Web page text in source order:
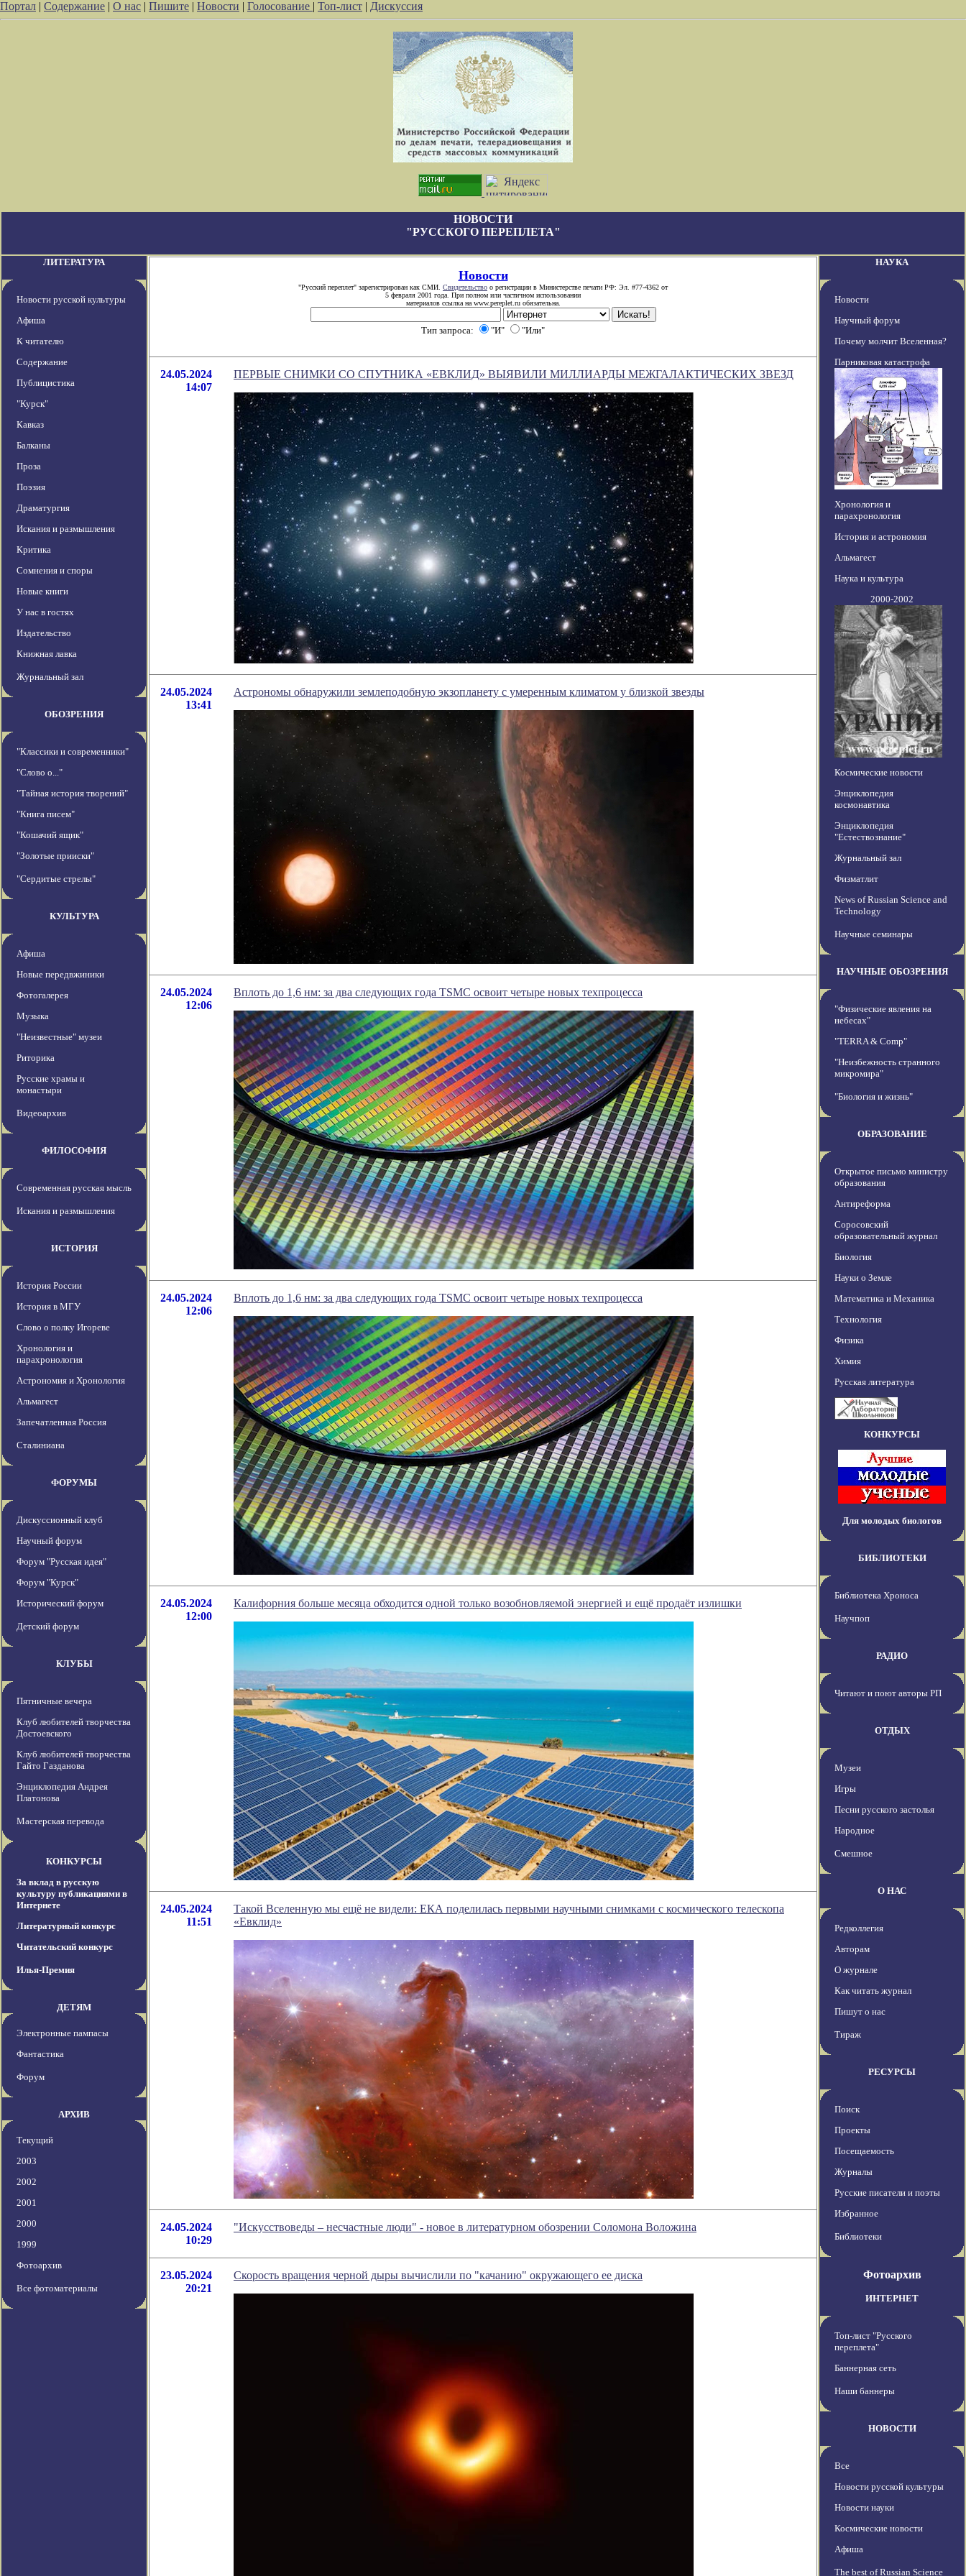
Портал | Содержание | О нас | Пишите | Новости | Голосование | Топ-лист | Дискуссия
НОВОСТИ
"РУССКОГО ПЕРЕПЛЕТА"
ЛИТЕРАТУРА
Новости русской культуры
Афиша
К читателю
Содержание
Публицистика
"Курск"
Кавказ
Балканы
Проза
Поэзия
Драматургия
Искания и размышления
Критика
Сомнения и споры
Новые книги
У нас в гостях
Издательство
Книжная лавка
Журнальный зал
ОБОЗРЕНИЯ
"Классики и современники"
"Слово о..."
"Тайная история творений"
"Книга писем"
"Кошачий ящик"
"Золотые прииски"
"Сердитые стрелы"
КУЛЬТУРА
Афиша
Новые передвжиники
Фотогалерея
Музыка
"Неизвестные" музеи
Риторика
Русские храмы и
монастыри
Видеоархив
ФИЛОСОФИЯ
Современная русская мысль
Искания и размышления
ИСТОРИЯ
История России
История в МГУ
Слово о полку Игореве
Хронология и
парахронология
Астрономия и Хронология
Альмагест
Запечатленная Россия
Сталиниана
ФОРУМЫ
Дискуссионный клуб
Научный форум
Форум "Русская идея"
Форум "Курск"
Исторический форум
Детский форум
КЛУБЫ
Пятничные вечера
Клуб любителей творчества
Достоевского
Клуб любителей творчества
Гайто Газданова
Энциклопедия Андрея
Платонова
Мастерская перевода
КОНКУРСЫ
За вклад в русскую
культуру публикациями в
Интернете
Литературный конкурс
Читательский конкурс
Илья-Премия
ДЕТЯМ
Электронные пампасы
Фантастика
Форум
АРХИВ
Текущий
2003
2002
2001
2000
1999
Фотоархив
Все фотоматериалы
Новости
"Русский переплет" зарегистрирован как СМИ. Свидетельство о регистрации в Министерстве печати РФ: Эл. #77-4362 от
5 февраля 2001 года. При полном или частичном использовании
материалов ссылка на www.pereplet.ru обязательна.
Тип запроса: "И" "Или"
24.05.2024
14:07
ПЕРВЫЕ СНИМКИ СО СПУТНИКА «ЕВКЛИД» ВЫЯВИЛИ МИЛЛИАРДЫ МЕЖГАЛАКТИЧЕСКИХ ЗВЕЗД
24.05.2024
13:41
Астрономы обнаружили землеподобную экзопланету с умеренным климатом у близкой звезды
24.05.2024
12:06
Вплоть до 1,6 нм: за два следующих года TSMC освоит четыре новых техпроцесса
24.05.2024
12:06
Вплоть до 1,6 нм: за два следующих года TSMC освоит четыре новых техпроцесса
24.05.2024
12:00
Калифорния больше месяца обходится одной только возобновляемой энергией и ещё продаёт излишки
24.05.2024
11:51
Такой Вселенную мы ещё не видели: ЕКА поделилась первыми научными снимками с космического телескопа
«Евклид»
24.05.2024
10:29
"Искусствоведы – несчастные люди" - новое в литературном обозрении Соломона Воложина
23.05.2024
20:21
Скорость вращения черной дыры вычислили по "качанию" окружающего ее диска
НАУКА
Новости
Научный форум
Почему молчит Вселенная?
Парниковая катастрофа
Хронология и
парахронология
История и астрономия
Альмагест
Наука и культура
2000-2002
Космические новости
Энциклопедия
космонавтика
Энциклопедия
"Естествознание"
Журнальный зал
Физматлит
News of Russian Science and
Technology
Научные семинары
НАУЧНЫЕ ОБОЗРЕНИЯ
"Физические явления на
небесах"
"TERRA & Comp"
"Неизбежность странного
микромира"
"Биология и жизнь"
ОБРАЗОВАНИЕ
Открытое письмо министру
образования
Антиреформа
Соросовский
образовательный журнал
Биология
Науки о Земле
Математика и Механика
Технология
Физика
Химия
Русская литература
КОНКУРСЫ
Для молодых биологов
БИБЛИОТЕКИ
Библиотека Хроноса
Научпоп
РАДИО
Читают и поют авторы РП
ОТДЫХ
Музеи
Игры
Песни русского застолья
Народное
Смешное
О НАС
Редколлегия
Авторам
О журнале
Как читать журнал
Пишут о нас
Тираж
РЕСУРСЫ
Поиск
Проекты
Посещаемость
Журналы
Русские писатели и поэты
Избранное
Библиотеки
Фотоархив
ИНТЕРНЕТ
Топ-лист "Русского
переплета"
Баннерная сеть
Наши баннеры
НОВОСТИ
Все
Новости русской культуры
Новости науки
Космические новости
Афиша
The best of Russian Science